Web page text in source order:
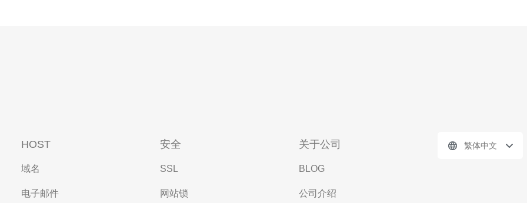
HOST
域名
电子邮件
安全
SSL
网站锁
关于公司
BLOG
公司介绍
繁体中文